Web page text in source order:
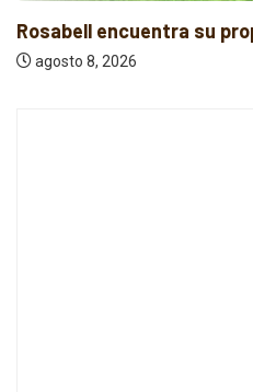
Baldy Crawler cuestiona
agosto 8, 2026